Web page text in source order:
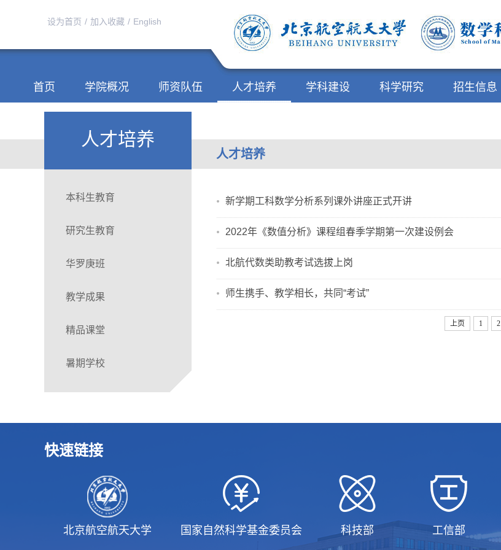
设为首页 / 加入收藏 / English
首页 学院概况 师资队伍 人才培养 学科建设 科学研究 招生信息
人才培养
人才培养
本科生教育
研究生教育
华罗庚班
教学成果
精品课堂
暑期学校
新学期工科数学分析系列课外讲座正式开讲
2022年《数值分析》课程组春季学期第一次建设例会
北航代数类助教考试选拔上岗
师生携手、教学相长，共同“考试”
上页 1 2
快速链接
北京航空航天大学 国家自然科学基金委员会 科技部 工信部